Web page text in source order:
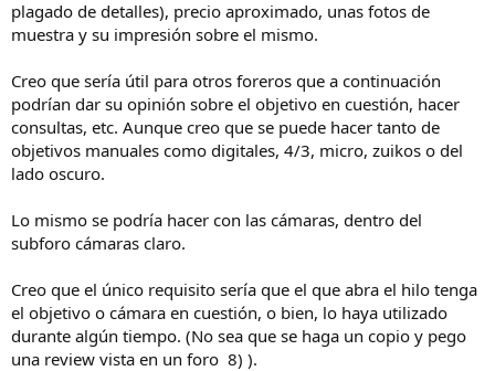
plagado de detalles), precio aproximado, unas fotos de
muestra y su impresión sobre el mismo.
Creo que sería útil para otros foreros que a continuación
podrían dar su opinión sobre el objetivo en cuestión, hacer
consultas, etc. Aunque creo que se puede hacer tanto de
objetivos manuales como digitales, 4/3, micro, zuikos o del
lado oscuro.
Lo mismo se podría hacer con las cámaras, dentro del
subforo cámaras claro.
Creo que el único requisito sería que el que abra el hilo tenga
el objetivo o cámara en cuestión, o bien, lo haya utilizado
durante algún tiempo. (No sea que se haga un copio y pego
una review vista en un foro 8) ).